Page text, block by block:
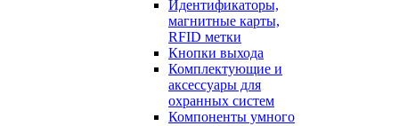
Идентификаторы,
магнитные карты,
RFID метки
Кнопки выхода
Комплектующие и
аксессуары для
охранных систем
Компоненты умного